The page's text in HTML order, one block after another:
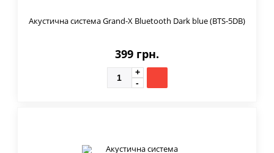
Акустична система Grand-X Bluetooth Dark blue (BTS-5DB)
399 грн.